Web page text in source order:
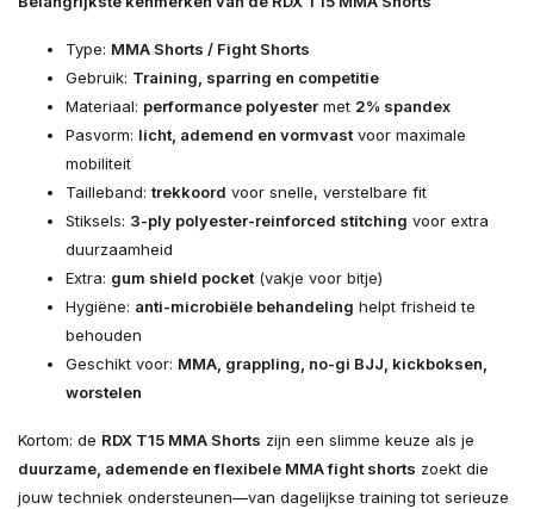
Type: MMA Shorts / Fight Shorts
Gebruik: Training, sparring en competitie
Materiaal: performance polyester met 2% spandex
Pasvorm: licht, ademend en vormvastvoor maximale
mobiliteit
Tailleband: trekkoord voor snelle, verstelbare fit
Stiksels: 3-ply polyester-reinforced stitching voor extra
duurzaamheid
Extra: gum shield pocket(vakje voor bitje)
Hygiëne: anti-microbiële behandeling helpt frisheid te
behouden
Geschikt voor: MMA, grappling, no-gi BJJ, kickboksen,
worstelen
Kortom: de RDX T15 MMA Shorts zijn een slimme keuze als je
duurzame, ademende en flexibele MMA fight shorts zoekt die
jouw techniek ondersteunen—van dagelijkse training tot serieuze